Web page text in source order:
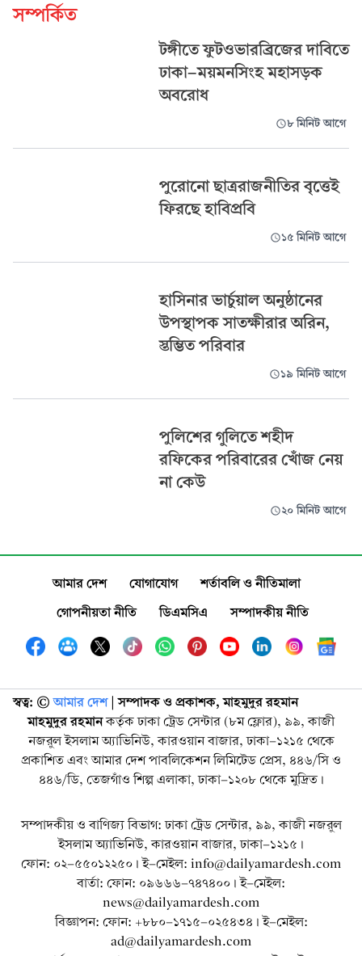
সম্পর্কিত
টঙ্গীতে ফুটওভারব্রিজের দাবিতে
ঢাকা-ময়মনসিংহ মহাসড়ক
অবরোধ
৮ মিনিট আগে
পুরোনো ছাত্ররাজনীতির বৃত্তেই
ফিরছে হাবিপ্রবি
১৫ মিনিট আগে
হাসিনার ভার্চুয়াল অনুষ্ঠানের
উপস্থাপক সাতক্ষীরার অরিন,
স্তম্ভিত পরিবার
১৯ মিনিট আগে
পুলিশের গুলিতে শহীদ
রফিকের পরিবারের খোঁজ নেয়
না কেউ
২০ মিনিট আগে
আমার দেশ যোগাযোগ
শর্তাবলি ও নীতিমালা
গোপনীয়তা নীতি
ডিএমসিএ সম্পাদকীয় নীতি
স্বত্ব: ©️ আমার দেশ| সম্পাদক ও প্রকাশক, মাহমুদুর রহমান
মাহমুদুর রহমানকর্তৃক ঢাকা ট্রেড সেন্টার (৮ম ফ্লোর), ৯৯, কাজী
নজরুল ইসলাম অ্যাভিনিউ, কারওয়ান বাজার, ঢাকা-১২১৫ থেকে
প্রকাশিত এবং আমার দেশ পাবলিকেশন লিমিটেড প্রেস, ৪৪৬/সি ও
৪৪৬/ডি, তেজগাঁও শিল্প এলাকা, ঢাকা-১২০৮ থেকে মুদ্রিত।
সম্পাদকীয় ও বাণিজ্য বিভাগ: ঢাকা ট্রেড সেন্টার, ৯৯, কাজী নজরুল
ইসলাম অ্যাভিনিউ, কারওয়ান বাজার, ঢাকা-১২১৫।
ফোন: ০২-৫৫০১২২৫০। ই-মেইল: info@dailyamardesh.com
বার্তা: ফোন: ০৯৬৬৬-৭৪৭৪০০। ই-মেইল:
news@dailyamardesh.com
বিজ্ঞাপন: ফোন: +৮৮০-১৭১৫-০২৫৪৩৪ । ই-মেইল:
ad@dailyamardesh.com